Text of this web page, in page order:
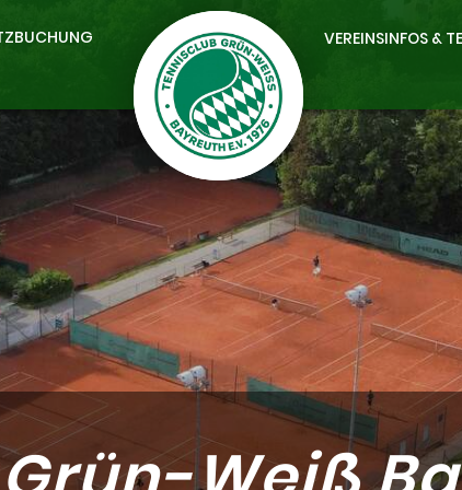
VEREINSINFOS &